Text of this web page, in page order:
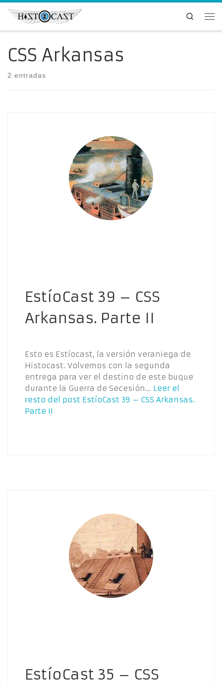
Saltar al contenido
Search
CSS Arkansas
2 entradas
EstíoCast 39 – CSS
Arkansas. Parte II
Esto es Estíocast, la versión veraniega de
Histocast. Volvemos con la segunda
entrega para ver el destino de este buque
durante la Guerra de Secesión… Leer el
resto del post EstíoCast 39 – CSS Arkansas.
Parte II
EstíoCast 35 – CSS